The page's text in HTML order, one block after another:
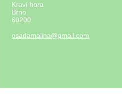
Kraví hora
Brno
60200
osadamalina@gmail.com